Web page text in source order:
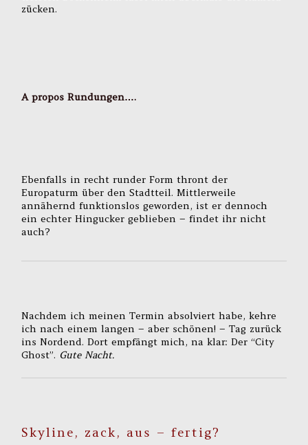
zücken.
A propos Rundungen….
Ebenfalls in recht runder Form thront der
Europaturm über den Stadtteil. Mittlerweile
annähernd funktionslos geworden, ist er dennoch
ein echter Hingucker geblieben – findet ihr nicht
auch?
Nachdem ich meinen Termin absolviert habe, kehre
ich nach einem langen – aber schönen! – Tag zurück
ins Nordend. Dort empfängt mich, na klar: Der “City
Ghost”. Gute Nacht.
Skyline, zack, aus – fertig?